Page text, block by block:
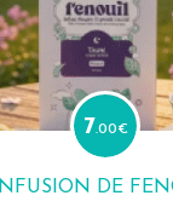
7.00€
INFUSION DE